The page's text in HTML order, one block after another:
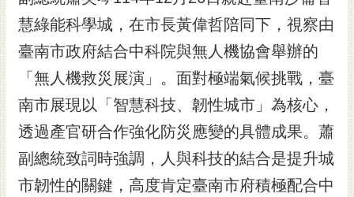
府
交
通
慧綠能科學城，在市長黃偉哲陪同下，視察由
臺南市政府結合中科院與無人機協會舉辦的
「無人機救災展演」。面對極端氣候挑戰，臺
南市展現以「智慧科技、韌性城市」為核心，
透過產官研合作強化防災應變的具體成果。蕭
副總統致詞時強調，人與科技的結合是提升城
市韌性的關鍵，高度肯定臺南市府積極配合中